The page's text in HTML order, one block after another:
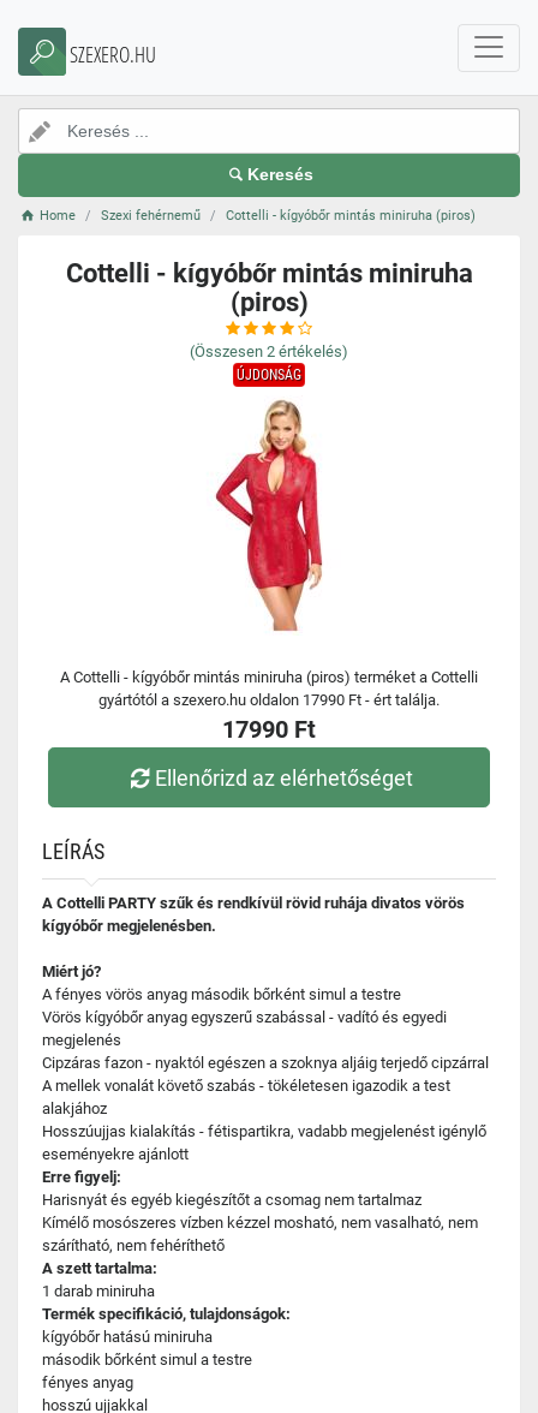
SZEXERO.HU
Keresés
Home Szexi fehérnemű Cottelli - kígyóbőr mintás miniruha (piros)
Cottelli - kígyóbőr mintás miniruha
(piros)
(Összesen 2 értékelés)
ÚJDONSÁG
A Cottelli - kígyóbőr mintás miniruha (piros) terméket a Cottelli
gyártótól a szexero.hu oldalon 17990 Ft - ért találja.
17990 Ft
Ellenőrizd az elérhetőséget
LEÍRÁS
A Cottelli PARTY szűk és rendkívül rövid ruhája divatos vörös
kígyóbőr megjelenésben.
Miért jó?
A fényes vörös anyag második bőrként simul a testre
Vörös kígyóbőr anyag egyszerű szabással - vadító és egyedi
megjelenés
Cipzáras fazon - nyaktól egészen a szoknya aljáig terjedő cipzárral
A mellek vonalát követő szabás - tökéletesen igazodik a test
alakjához
Hosszúujjas kialakítás - fétispartikra, vadabb megjelenést igénylő
eseményekre ajánlott
Erre figyelj:
Harisnyát és egyéb kiegészítőt a csomag nem tartalmaz
Kímélő mosószeres vízben kézzel mosható, nem vasalható, nem
szárítható, nem fehéríthető
A szett tartalma:
1 darab miniruha
Termék specifikáció, tulajdonságok:
kígyóbőr hatású miniruha
második bőrként simul a testre
fényes anyag
hosszú ujjakkal